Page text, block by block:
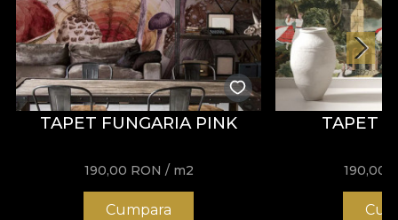
TAPET FUNGARIA PINK
190,00 RON / m2
Cumpara
TAPET
190,00